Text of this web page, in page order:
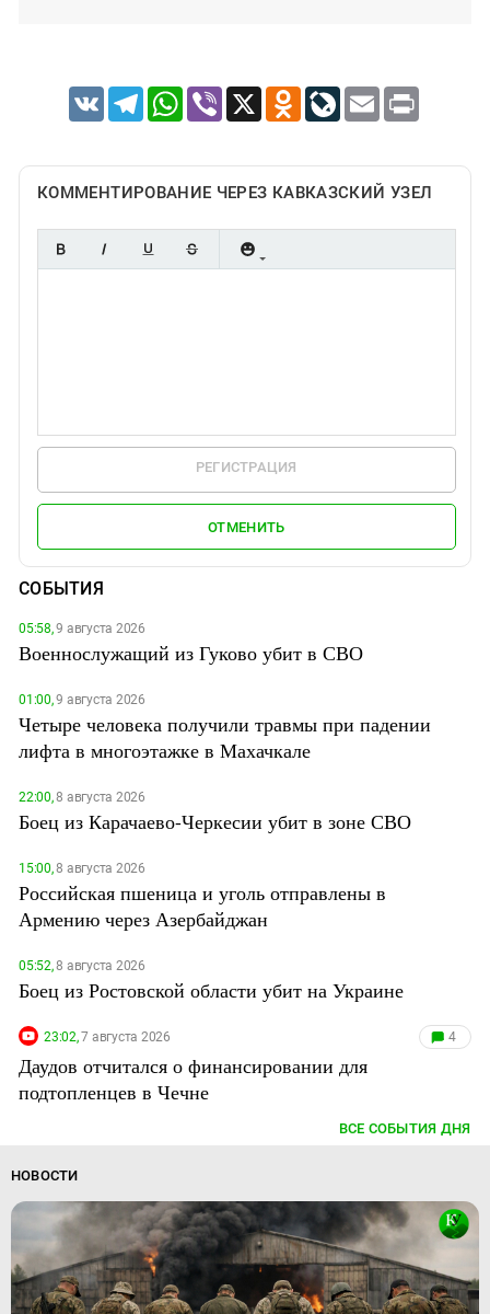
VK TelegramWhatsApp
Viber X Odnoklassniki
LiveJournal
Email Print
КОММЕНТИРОВАНИЕ ЧЕРЕЗ КАВКАЗСКИЙ УЗЕЛ
РЕГИСТРАЦИЯ
ОТМЕНИТЬ
СОБЫТИЯ
05:58,9 августа 2026
Военнослужащий из Гуково убит в СВО
01:00,9 августа 2026
Четыре человека получили травмы при падении
лифта в многоэтажке в Махачкале
22:00,8 августа 2026
Боец из Карачаево-Черкесии убит в зоне СВО
15:00,8 августа 2026
Российская пшеница и уголь отправлены в
Армению через Азербайджан
05:52,8 августа 2026
Боец из Ростовской области убит на Украине
23:02,7 августа 2026 4
Даудов отчитался о финансировании для
подтопленцев в Чечне
ВСЕ СОБЫТИЯ ДНЯ
НОВОСТИ